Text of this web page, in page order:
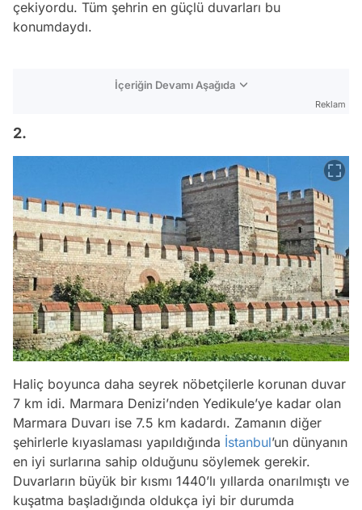
çekiyordu. Tüm şehrin en güçlü duvarları bu
konumdaydı.
İçeriğin Devamı Aşağıda
Reklam
2.
Haliç boyunca daha seyrek nöbetçilerle korunan duvar
7 km idi. Marmara Denizi’nden Yedikule’ye kadar olan
Marmara Duvarı ise 7.5 km kadardı. Zamanın diğer
şehirlerle kıyaslaması yapıldığında İstanbul’un dünyanın
en iyi surlarına sahip olduğunu söylemek gerekir.
Duvarların büyük bir kısmı 1440’lı yıllarda onarılmıştı ve
kuşatma başladığında oldukça iyi bir durumda